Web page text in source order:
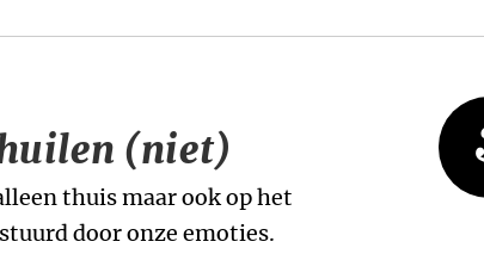
(niet)
thuis maar ook op het
door onze emoties.